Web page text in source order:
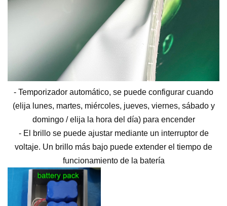
- Temporizador automático, se puede configurar cuando
(elija lunes, martes, miércoles, jueves, viernes, sábado y
domingo / elija la hora del día) para encender
- El brillo se puede ajustar mediante un interruptor de
voltaje. Un brillo más bajo puede extender el tiempo de
funcionamiento de la batería